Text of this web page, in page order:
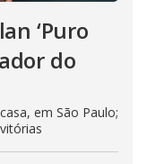
‘Puro
do
em São Paulo;